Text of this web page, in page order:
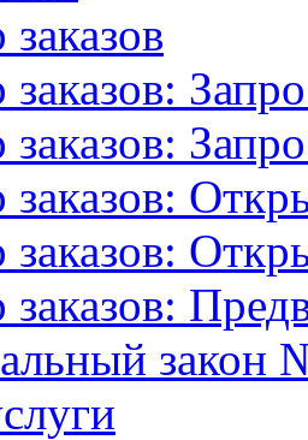
заказов
заказов:
заказов:
заказов:
заказов:
заказов:
закон